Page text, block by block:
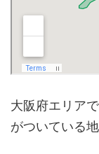
大阪府エリア
がついている地